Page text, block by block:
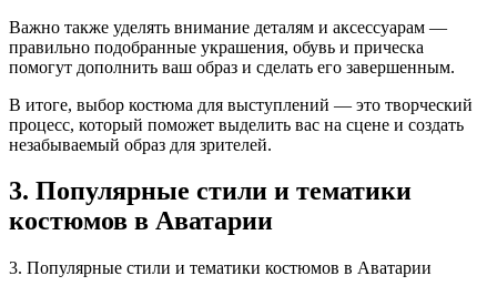
Важно также уделять внимание деталям и аксессуарам —
правильно подобранные украшения, обувь и прическа
помогут дополнить ваш образ и сделать его завершенным.
В итоге, выбор костюма для выступлений — это творческий
процесс, который поможет выделить вас на сцене и создать
незабываемый образ для зрителей.
3. Популярные стили и тематики
костюмов в Аватарии
3. Популярные стили и тематики костюмов в Аватарии